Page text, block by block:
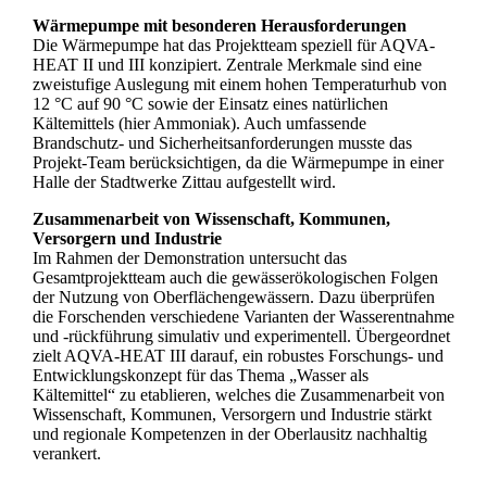
Wärmepumpe mit besonderen Herausforderungen
Die Wärmepumpe hat das Projektteam speziell für AQVA-
HEAT II und III konzipiert. Zentrale Merkmale sind eine
zweistufige Auslegung mit einem hohen Temperaturhub von
12 °C auf 90 °C sowie der Einsatz eines natürlichen
Kältemittels (hier Ammoniak). Auch umfassende
Brandschutz- und Sicherheitsanforderungen musste das
Projekt-Team berücksichtigen, da die Wärmepumpe in einer
Halle der Stadtwerke Zittau aufgestellt wird.
Zusammenarbeit von Wissenschaft, Kommunen,
Versorgern und Industrie
Im Rahmen der Demonstration untersucht das
Gesamtprojektteam auch die gewässerökologischen Folgen
der Nutzung von Oberflächengewässern. Dazu überprüfen
die Forschenden verschiedene Varianten der Wasserentnahme
und -rückführung simulativ und experimentell. Übergeordnet
zielt AQVA-HEAT III darauf, ein robustes Forschungs- und
Entwicklungskonzept für das Thema „Wasser als
Kältemittel“ zu etablieren, welches die Zusammenarbeit von
Wissenschaft, Kommunen, Versorgern und Industrie stärkt
und regionale Kompetenzen in der Oberlausitz nachhaltig
verankert.